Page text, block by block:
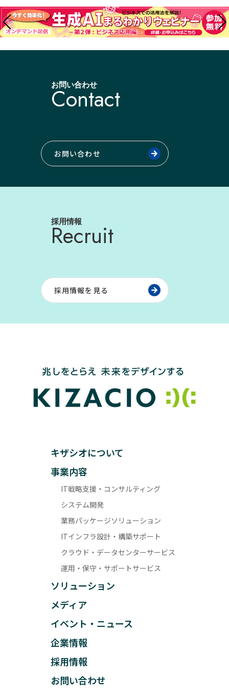
お問い合わせ
Contact
お問い合わせ
採用情報
Recruit
採用情報を見る
キザシオについて
事業内容
IT戦略支援・コンサルティング
システム開発
業務パッケージソリューション
ITインフラ設計・構築サポート
クラウド・データセンターサービス
運用・保守・サポートサービス
ソリューション
メディア
イベント・ニュース
企業情報
採用情報
お問い合わせ